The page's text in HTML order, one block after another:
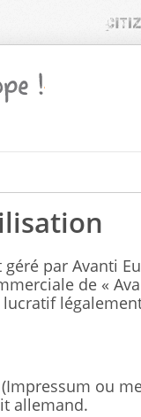
par Avanti
de «
Impressum ou
allemand.